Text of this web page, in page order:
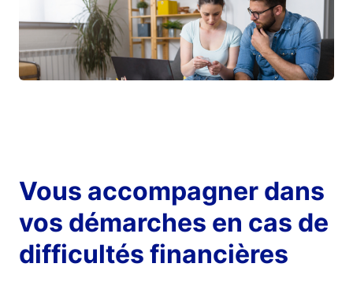
Vous accompagner dans
vos démarches en cas de
difficultés financières